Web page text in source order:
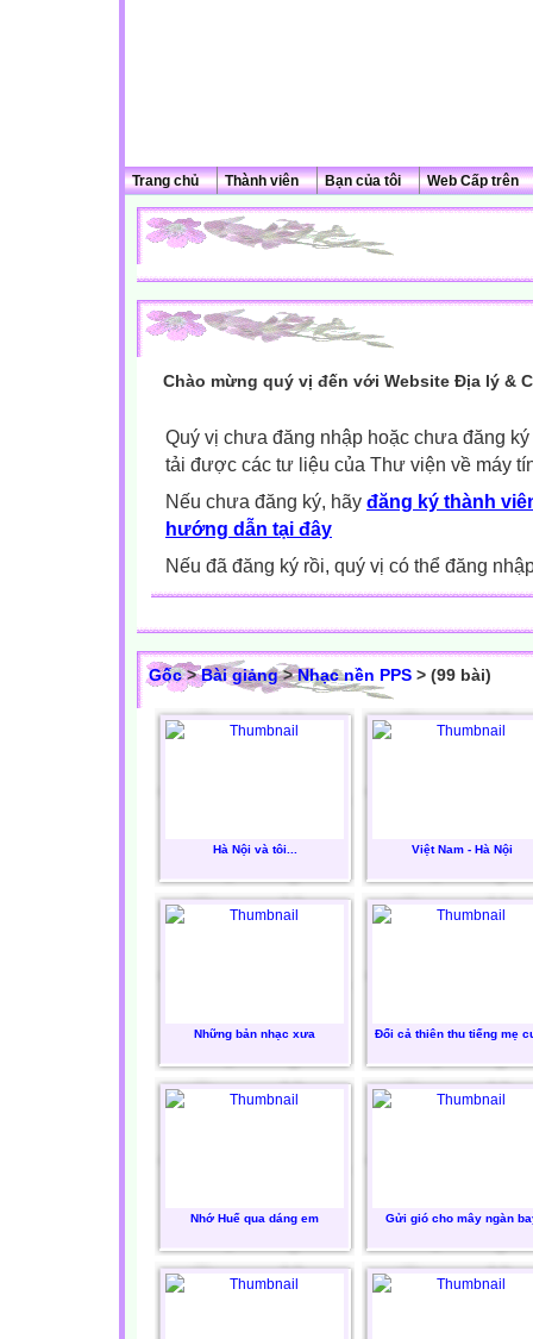
Trang chủ Thành viên Bạn của tôi Web Cấp trên
Chào mừng quý vị đến với Website Địa lý &
Quý vị chưa đăng nhập hoặc chưa đăng
tải được các tư liệu của Thư viện về máy
Nếu chưa đăng ký, hãy đăng ký thành
hướng dẫn tại đây
Nếu đã đăng ký rồi, quý vị có thể đăng
Gốc>Bài giảng>Nhạc nền PPS > (99 bài)
Hà Nội và tôi... Việt Nam - Hà Nội
Những bản nhạc xưa Đổi cả thiên thu tiếng mẹ
Nhớ Huế qua dáng em Gửi gió cho mây ngàn